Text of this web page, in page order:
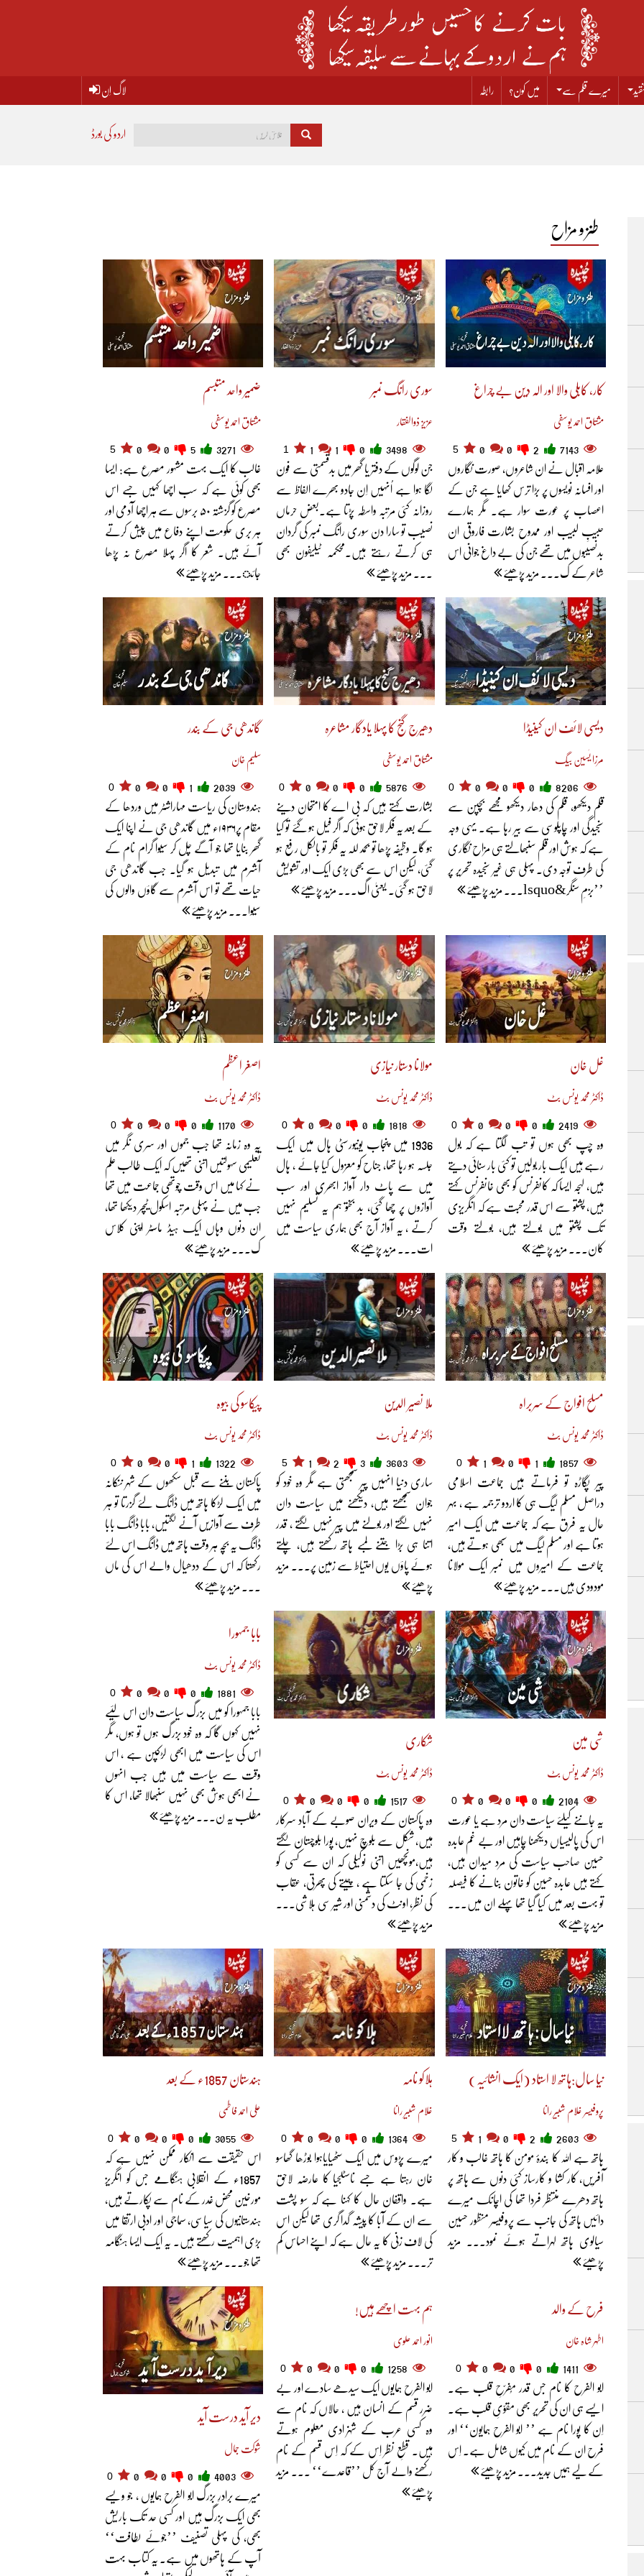
میرے قلم سے میں کون؟ رابطہ لاگ اِن
اردو کی بورڈ
طنز و مزاح
کار، کابلی والا اور الہ دین بے چراغ
مشتاق احمد یوسفی
5
علامہ اقبال نے ان شاعروں، صورت نگاروں
اور افسانہ نویسوں پر بڑا ترس کھایا ہے جن کے
اعصاب پر عورت سوار ہے۔ مگر ہمارے
حبیبِ لبیب اور ممدوح بشارت فاروقی ان
بدنصیبوں میں تھے جن کی بے داغ جوانی اس
شاعر کے ک... مزید پڑھیئے
سوری رانگ نمبر
عزیز ذوالفقار
1
جن لوگوں کے دفتر یا گھر میں بدقسمتی سے فون
لگا ہوا ہے اُنہیں اِن جادو بھرے الفاظ سے
روزانہ کئی مرتبہ واسطہ پڑتا ہے۔بعض حرماں
نصیب تو سارا دن سوری رانگ نمبر کی گردان
ہی کرتے رہتے ہیں۔محکمہ ٹیلیفون بھی
... مزید پڑھیئے
ضمیر واحد متبسم
مشتاق احمد یوسفی
5
غالب کا ایک بہت مشہور مصرع ہے: ایسا
بھی کوئی ہے کہ سب اچھا کہیں جسے اس
مصرع کو گزشتہ ۵۰ برسوں سے ہر اچھا آدمی اور
ہر بری حکومت اپنے دفاع میں پیش کرتے
آئے ہیں۔ شعر کا اگر پہلا مصرع نہ پڑھا
جائ... مزید پڑھیئے
دیسی لائف ان کینیڈا
مرزا یٰسین بیگ
0
قلم دیکھو، قلم کی دھار دیکھو مجھے بچپن سے
سنجیدگی اور چاپلوسی سے بیر رہا ہے۔ یہی وجہ
ہے کہ ہوش اور قلم سنبھالتے ہی مزاح نگاری
کی طرف توجہ دی۔ پہلی ہی غیر سنجیدہ تحریر پر
’’بزمِ سنگر&lsquo... مزید پڑھیئے
دھیرج گنج کا پہلا یادگار مشاعرہ
مشتاق احمد یوسفی
0
بشارت کہتے ہیں کہ بی اے کا امتحان دینے
کے بعد یہ فکر لاحق ہوئی کہ اگر فیل ہو گئے تو کیا
ہو گا۔ وظیفہ پڑھا تو بحمد للہ یہ فکر تو بالکل رفع ہو
گئی، لیکن اس سے بھی بڑی ایک اور تشویش
لاحق ہو گئی۔ یعنیٰ اگ... مزید پڑھیئے
گاندھی جی کے بندر
سلیم خان
0
ہندوستان کی ریاست مہاراشٹر میں وردھا کے
مقام پر۱۹۳۶ء میں گاندھی جی نے اپنا ایک
گھر بنایا تھا جو آگے چل کر سیوا گرام نام کے
آشرم میں تبدیل ہو گیا۔ جب گاندھی جی
حیات تھے تو اس آشرم سے گاؤں والوں کی
سیوا... مزید پڑھیئے
غل خان
ڈاکٹر محمد یونس بٹ
0
وہ چپ بھی ہوں تو تب لگتا ہے کہ بول
رہے ہیں ایک بار بولیں تو کئی بار سنائی دیتے
ہیں، لہجہ ایسا کہ کانفرنس کو بھی خانفرنس کہتے
ہیں، پشتو سے اس قدر محبت ہے کہ انگریزی
تک پشتو میں بولتے ہیں، بولتے وقت
کان... مزید پڑھیئے
مولانا دستار نیازی
ڈاکٹر محمد یونس بٹ
0
1936 میں پنجاب یونیورسٹی ہال میں ایک
جلسہ ہو رہا تھا، جناح کو معزول کیا جائے ، ہال
میں سے پاٹ دار آواز ابھری اور سب
آوازوں پر چھا گئی، بد بختو ہم یہ تسلیم نہیں
کرتے ، یہ آواز آج بھی ہماری سیاست میں
ات... مزید پڑھیئے
اصغر اعظم
ڈاکٹر محمد یونس بٹ
0
یہ وہ زمانہ تھا جب جموں اور سری نگر میں
تعلیمی سہولتیں اتنی تھیں کہ ایک طالب علم
نے کہا میں اس وقت چوتھی جماعت میں تھا
جب میں نے پہلی مرتبہ اسکول ٹیچر دیکھا تھا،
ان دنوں وہاں ایک ہیڈ ماسٹر اپنی کلاس
ک... مزید پڑھیئے
مسلح افواج کے سربراہ
ڈاکٹر محمد یونس بٹ
0
پیر پگاڑہ تو فرماتے ہیں جماعت اسلامی
دراصل مسلم لیگ ہی کا اردو ترجمہ ہے ، بہر
حال یہ فرق ہے کہ جماعت میں ایک امیر
ہوتا ہے اور مسلم لیگ میں سبھی ہوتے ہیں،
جماعت کے امیروں میں نمبر ایک مولانا
مودودی ہیں... مزید پڑھیئے
ملا نصیر الدین
ڈاکٹر محمد یونس بٹ
3603
3
5
ساری دنیا انہیں پیر سمجھتی ہے مگر وہ خود کو
جوان سمجھتے ہیں، دیکھنے میں سیاست دان
نہیں لگتے اور بولنے میں پیر نہیں لگتے ، قدر
اتنا ہی بڑا جتنے لمبے ہاتھ رکھتے ہیں، چلتے
ہوئے پاؤں یوں احتیاط سے زمین پر... مزید
پڑھیئے
پیکاسو کی بیوہ
ڈاکٹر محمد یونس بٹ
0
پاکستان بننے سے قبل سکھوں کے شہر ننکانہ
میں ایک لڑکا ہاتھ میں ڈانگ لئے گزرتا تو ہر
طرف سے آوازیں آنے لگتیں، بابا ڈانگ بابا
ڈانگ یہ بچہ ہر وقت ہاتھ میں ڈانگ اس لئے
رکھتا کہ اس کے ددھیال والے اس کی ماں
... مزید پڑھیئے
شی مین
ڈاکٹر محمد یونس بٹ
0
یہ جاننے کیلئے سیاست دان مرد ہے یا عورت
اس کی پالیسیاں دیکھنا چاہیں اور بے غم عابدہ
حسین صاحب سیاست کی مرد میدان ہیں،
کہتے ہیں عابدہ حسین کو خاتون بنانے کا فیصلہ
تو بہت بعد میں کیا گیا تھا پہلے ان میں...
مزید پڑھیئے
شکاری
ڈاکٹر محمد یونس بٹ
1517
0
وہ پاکستان کے ویران صوبے کے آباد سرکار
ہیں، شکل سے بلوچ نہیں، پورا بلوچستان لگتے
ہیں،مونچھیں اتنی نوکیلی کہ ان سے کسی کو
زخمی کی جا سکتا ہے ، چیتے کی پھرتی، عقاب
کی نظر، اونٹ کی دشمنی اور شیر سی ہلاشی...
مزید پڑھیئے
بابا جمہورا
ڈاکٹر محمد یونس بٹ
0
بابا جمہورا کو میں بزرگ سیاست دان اس لئیے
نہیں کہوں گا کہ وہ خود بزرگ ہوں تو ہوں، مگر
اس کی سیاست میں ابھی لڑکپن ہے ، اس
وقت سے سیاست میں ہیں جب انہوں
نے ابھی ہوش بھی نہیں سنبھالا تھا، اس کا
مطلب یہ ن... مزید پڑھیئے
نیا سال:ہاتھ لا استاد (ایک انشائیہ)
پروفیسر غلام شبیر رانا
5
ہاتھ ہے اللہ کا بندۂ مومن کا ہاتھ غالب و کار
آفریں، کار کشا و کارساز کئی دنوں سے ہاتھ پر
ہاتھ دھرے منتظر فردا تھا کی اچانک میرے
دائیں ہاتھ کی جانب سے پروفیسر منظور حسین
سیالوی ہاتھ لہراتے ہوئے نمود... مزید
پڑھیئے
ہلاکو نامہ
غلام شبیر رانا
0
میرے پڑوس میں ایک سٹھیایاہوا بوڑھا گھاسو
خان رہتا ہے جسے ناسٹلجیا کا عارضہ لاحق
ہے۔ واقفان حال کا کہنا ہے کہ سو پشت
سے ان کے آبا کا پیشہ گدا گری تھا لیکن اس
کی لاف زنی کا یہ حال ہے کہ اپنے احساس کم
تر... مزید پڑھیئے
ہندستان 1857ء کے بعد
علی احمد فاطمی
0
اس حقیقت سے انکار ممکن نہیں ہے کہ
1857ء کے انقلابی ہنگامے جس کو انگریز
مورخین محض غدر کے نام سے پکارتے ہیں،
ہندستانیوں کی سیاسی، سماجی اور ادبی ارتقا میں
بڑی اہمیت رکھتے ہیں۔ یہ ایک ایسا ہنگامہ
تھا جو... مزید پڑھیئے
فرح کے والد
اطہر شاہ خان
0
ابو الفرح کا نام جس قدر مُفرّحِ قلب ہے۔
ایسے ہی ان کی تحریر بھی مقوّیِ قلب ہے۔
اِن کا پورا نام ہے ’’ ابو الفرح ہمایون‘‘ اور
فرح ان کے نام میں کیوں شامل ہے۔ اِس
کے لیے ہمیں جدید... مزید پڑھیئے
ہم بہت اچھّے ہیں!
انور احمد علوی
0
ابو الفرح ہمایوں ایک سیدھے سادے اور بے
ضرر قسم کے انسان ہیں ، حالاں کہ نام سے
وہ کسی عرب کے شہزادی معلوم ہوتے
ہیں۔ قطعِ نظر اِس کے کہ اِس قسم کے نام
رکھنے والے آج کل ’’قاعدے‘‘ ... مزید
پڑھیئے
دیر آید درست آید
شوکت جمال
0
میرے برادرِ بزرگ ابو الفرح ہمایوں ، جو ویسے
بھی ایک بزرگ ہیں اور کسی حد تک باریش
بھی، کی پہلی تصنیف ’’جوئے لطافت‘‘
آپ کے ہاتھوں میں ہے۔ یہ کتاب بہت